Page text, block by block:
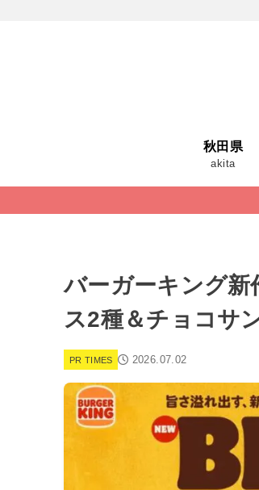
秋田県
akita
バーガーキング新
ス2種＆チョコサ
PR TIMES 2026.07.02